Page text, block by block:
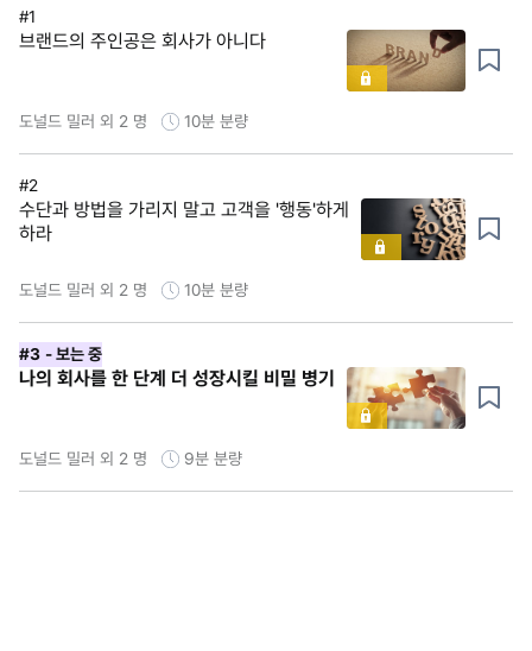
#1
브랜드의 주인공은 회사가 아니다
도널드 밀러 외 2 명 10분 분량
#2
수단과 방법을 가리지 말고 고객을 '행동'하게
하라
도널드 밀러 외 2 명 10분 분량
#3 - 보는 중
나의 회사를 한 단계 더 성장시킬 비밀 병기
도널드 밀러 외 2 명 9분 분량